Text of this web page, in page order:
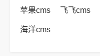
苹果cms 飞飞cms
海洋cms